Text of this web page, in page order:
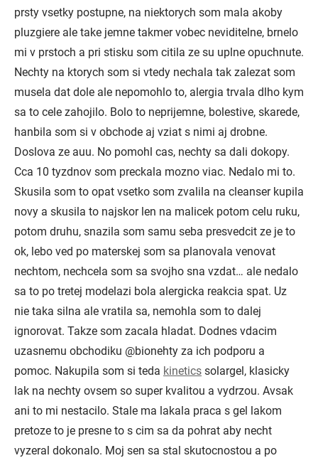
prsty vsetky postupne, na niektorych som mala akoby
pluzgiere ale take jemne takmer vobec neviditelne, brnelo
mi v prstoch a pri stisku som citila ze su uplne opuchnute.
Nechty na ktorych som si vtedy nechala tak zalezat som
musela dat dole ale nepomohlo to, alergia trvala dlho kym
sa to cele zahojilo. Bolo to neprijemne, bolestive, skarede,
hanbila som si v obchode aj vziat s nimi aj drobne.
Doslova ze auu. No pomohl cas, nechty sa dali dokopy.
Cca 10 tyzdnov som preckala mozno viac. Nedalo mi to.
Skusila som to opat vsetko som zvalila na cleanser kupila
novy a skusila to najskor len na malicek potom celu ruku,
potom druhu, snazila som samu seba presvedcit ze je to
ok, lebo ved po materskej som sa planovala venovat
nechtom, nechcela som sa svojho sna vzdat… ale nedalo
sa to po tretej modelazi bola alergicka reakcia spat. Uz
nie taka silna ale vratila sa, nemohla som to dalej
ignorovat. Takze som zacala hladat. Dodnes vdacim
uzasnemu obchodiku @bionehty za ich podporu a
pomoc. Nakupila som si teda kinetics solargel, klasicky
lak na nechty ovsem so super kvalitou a vydrzou. Avsak
ani to mi nestacilo. Stale ma lakala praca s gel lakom
pretoze to je presne to s cim sa da pohrat aby necht
vyzeral dokonalo. Moj sen sa stal skutocnostou a po